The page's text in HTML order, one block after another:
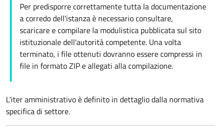
Per predisporre correttamente tutta la documentazione
a corredo dell'istanza è necessario consultare,
scaricare e compilare la modulistica pubblicata sul sito
istituzionale dell'autorità competente. Una volta
terminato, i file ottenuti dovranno essere compressi in
file in formato ZIP e allegati alla compilazione.
L'iter amministrativo è definito in dettaglio dalla normativa
specifica di settore.